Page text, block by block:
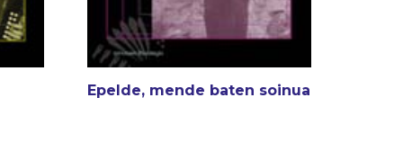
Epelde, mende baten soinua